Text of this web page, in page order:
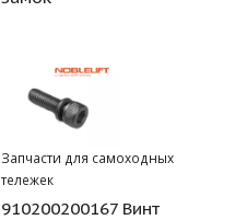
Запчасти для самоходных
тележек
910200200167 Винт